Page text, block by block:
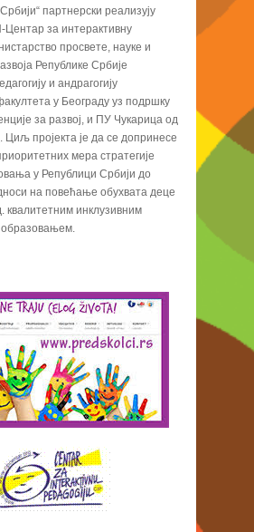
партнерски реализују
за интерактивну
просвете, науке и
Републике Србије
и андрагогију
у Београду уз подршку
за развој, и ПУ Чукарица од
Циљ пројекта је да се допринесе
мера стратегије
у Републици Србији до
на повећање обухвата деце
квалитетним инклузивним